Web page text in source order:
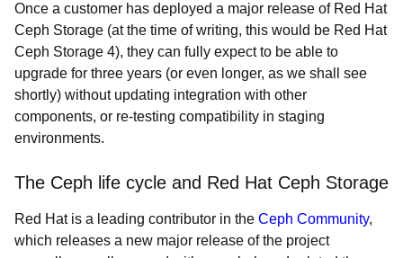
Once a customer has deployed a major release of Red Hat
Ceph Storage (at the time of writing, this would be Red Hat
Ceph Storage 4), they can fully expect to be able to
upgrade for three years (or even longer, as we shall see
shortly) without updating integration with other
components, or re-testing compatibility in staging
environments.
The Ceph life cycle and Red Hat Ceph Storage
Red Hat is a leading contributor in the Ceph Community,
which releases a new major release of the project